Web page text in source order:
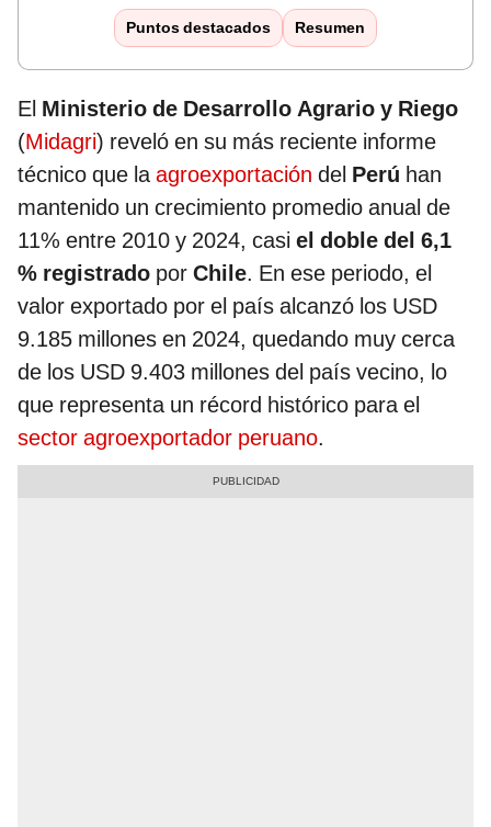
Puntos destacados Resumen
El Ministerio de Desarrollo Agrario y Riego
(Midagri) reveló en su más reciente informe
técnico que laagroexportación del Perú han
mantenido un crecimiento promedio anual de
11% entre 2010 y 2024, casi el doble del 6,1
% registrado por Chile. En ese periodo, el
valor exportado por el país alcanzó los USD
9.185 millones en 2024, quedando muy cerca
de los USD 9.403 millones del país vecino, lo
que representa un récord histórico para el
sector agroexportador peruano.